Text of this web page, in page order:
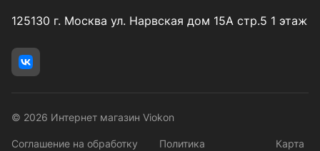
125130 г. Москва ул. Нарвская дом 15А стр.5 1 этаж
© 2026 Интернет магазин Viokon
Соглашение на обработку Политика Карта